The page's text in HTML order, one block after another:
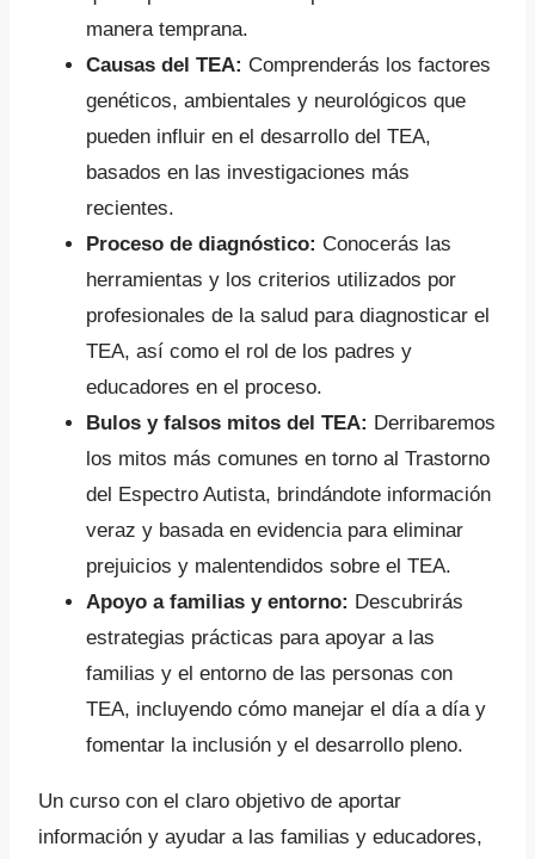
manera temprana.
Causas del TEA: Comprenderás los factores
genéticos, ambientales y neurológicos que
pueden influir en el desarrollo del TEA,
basados en las investigaciones más
recientes.
Proceso de diagnóstico: Conocerás las
herramientas y los criterios utilizados por
profesionales de la salud para diagnosticar el
TEA, así como el rol de los padres y
educadores en el proceso.
Bulos y falsos mitos del TEA: Derribaremos
los mitos más comunes en torno al Trastorno
del Espectro Autista, brindándote información
veraz y basada en evidencia para eliminar
prejuicios y malentendidos sobre el TEA.
Apoyo a familias y entorno: Descubrirás
estrategias prácticas para apoyar a las
familias y el entorno de las personas con
TEA, incluyendo cómo manejar el día a día y
fomentar la inclusión y el desarrollo pleno.
Un curso con el claro objetivo de aportar
información y ayudar a las familias y educadores,